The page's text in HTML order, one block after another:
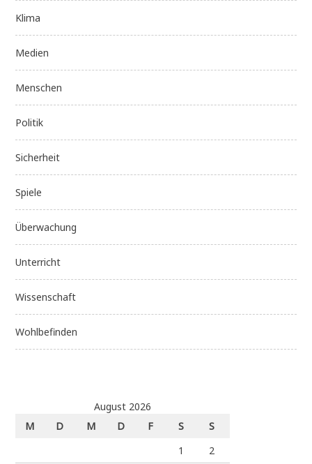
Klima
Medien
Menschen
Politik
Sicherheit
Spiele
Überwachung
Unterricht
Wissenschaft
Wohlbefinden
August 2026
M
D M D F S
S
1
2